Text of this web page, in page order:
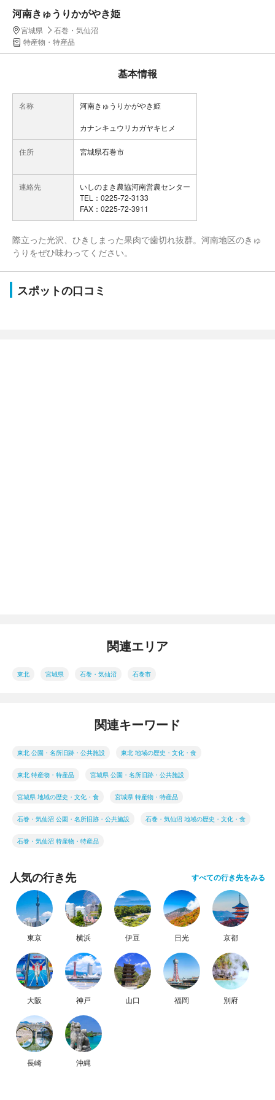
河南きゅうりかがやき姫
宮城県
石巻・気仙沼
特産物・特産品
基本情報
名称 河南きゅうりかがやき姫
カナンキュウリカガヤキヒメ
住所 宮城県石巻市
連絡先
いしのまき農協河南営農センター
TEL：0225-72-3133
FAX：0225-72-3911
際立った光沢、ひきしまった果肉で歯切れ抜群。河南地区のきゅ
うりをぜひ味わってください。
スポットの口コミ
関連エリア
東北 宮城県 石巻・気仙沼 石巻市
関連キーワード
東北 公園・名所旧跡・公共施設 東北 地域の歴史・文化・食
東北 特産物・特産品 宮城県 公園・名所旧跡・公共施設
宮城県 地域の歴史・文化・食 宮城県 特産物・特産品
石巻・気仙沼 公園・名所旧跡・公共施設 石巻・気仙沼 地域の歴史・文化・食
石巻・気仙沼 特産物・特産品
人気の行き先 すべての行き先をみる
東京 横浜 伊豆 日光 京都
大阪 神戸 山口 福岡 別府
長崎 沖縄